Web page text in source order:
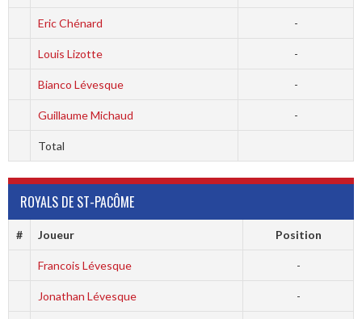
Eric Chénard -
Louis Lizotte -
Bianco Lévesque -
Guillaume Michaud -
Total
ROYALS DE ST-PACÔME
# Joueur Position
Francois Lévesque -
Jonathan Lévesque -